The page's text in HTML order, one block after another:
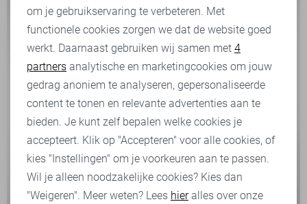
-50%
Personalisatie cookies
Analytische cookies
Marketing cookies
om je gebruikservaring te verbeteren. Met
functionele cookies zorgen we dat de website goed
werkt. Daarnaast gebruiken wij samen met 4
partners analytische en marketingcookies om jouw
gedrag anoniem te analyseren, gepersonaliseerde
content te tonen en relevante advertenties aan te
bieden. Je kunt zelf bepalen welke cookies je
accepteert. Klik op "Accepteren" voor alle cookies, of
kies "Instellingen" om je voorkeuren aan te passen.
Wil je alleen noodzakelijke cookies? Kies dan
"Weigeren". Meer weten? Lees hieralles over onze